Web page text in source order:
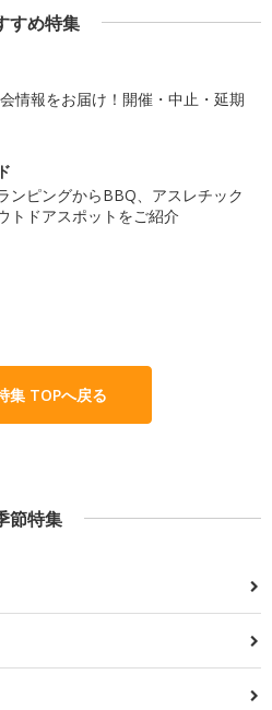
すめ特集
情報をお届け！開催・中止・延期
ンピングからBBQ、アスレチック
トドアスポットをご紹介
集 TOPへ戻る
節特集